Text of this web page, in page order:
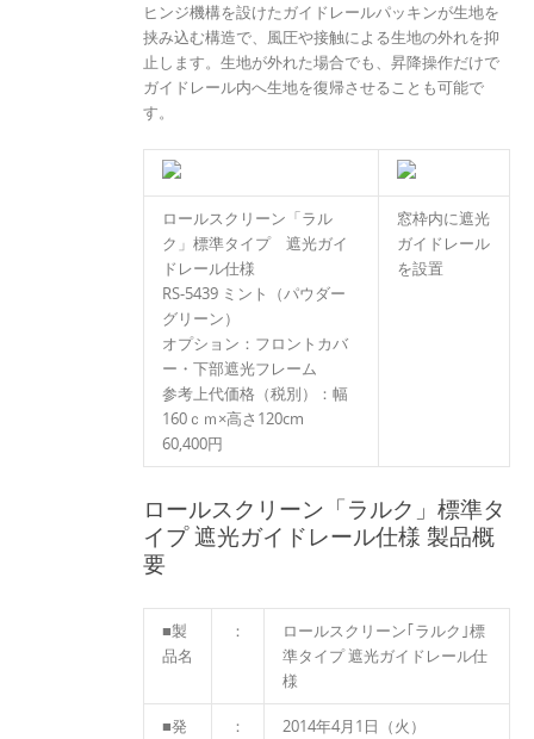
ヒンジ機構を設けたガイドレールパッキンが生地を
挟み込む構造で、風圧や接触による生地の外れを抑
止します。生地が外れた場合でも、昇降操作だけで
ガイドレール内へ生地を復帰させることも可能で
す。
ロールスクリーン「ラル
ク」標準タイプ 遮光ガイ
ドレール仕様
RS-5439 ミント（パウダー
グリーン）
オプション：フロントカバ
ー・下部遮光フレーム
参考上代価格（税別）：幅
160ｃｍ×高さ120cm
60,400円
窓枠内に遮光
ガイドレール
を設置
ロールスクリーン「ラルク」標準タ
イプ 遮光ガイドレール仕様 製品概
要
■製
品名
：
ロールスクリーン｢ラルク｣標
準タイプ 遮光ガイドレール仕
様
■発
： 2014年4月1日（火）